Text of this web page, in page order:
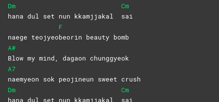
Dm
hana dul set nun kkamjjakal
Cm
sai
naege teojyeo
F
beorin beauty bomb
A#
Blow my mind, dagaon chunggyeok
A7
naemyeon sok peojineun sweet crush
Dm
hana dul set nun kkamjjakal
Cm
sai